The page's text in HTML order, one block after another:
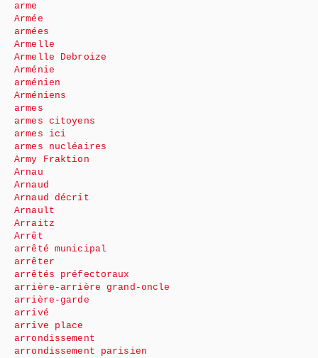
arme
Armée
armées
Armelle
Armelle Debroize
Arménie
arménien
Arméniens
armes
armes citoyens
armes ici
armes nucléaires
Army Fraktion
Arnau
Arnaud
Arnaud décrit
Arnault
Arraitz
Arrêt
arrêté municipal
arrêter
arrêtés préfectoraux
arrière-arrière grand-oncle
arrière-garde
arrivé
arrive place
arrondissement
arrondissement parisien